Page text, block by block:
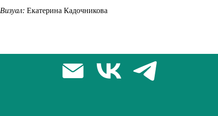
Визуал: Екатерина Кадочникова